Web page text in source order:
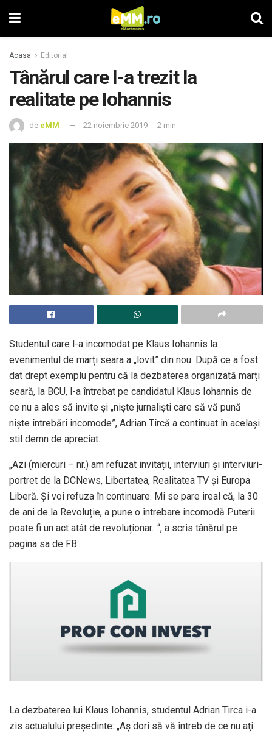
Acasa Editorial
Tânărul care l-a trezit la
realitate pe Iohannis
de eMM 22 noiembrie 2019 2 min
Studentul care l-a incomodat pe Klaus Iohannis la
evenimentul de marți seara a „lovit” din nou. După ce a fost
dat drept exemplu pentru că la dezbaterea organizată marți
seară, la BCU, l-a întrebat pe candidatul Klaus Iohannis de
ce nu a ales să invite şi „nişte jurnalişti care să vă pună
nişte întrebări incomode”, Adrian Tîrcă a continuat în același
stil demn de apreciat.
„Azi (miercuri – nr.) am refuzat invitații, interviuri și interviuri-
portret de la DCNews, Libertatea, Realitatea TV și Europa
Liberă. Și voi refuza în continuare. Mi se pare ireal că, la 30
de ani de la Revoluție, a pune o întrebare incomodă Puterii
poate fi un act atât de revoluționar…“, a scris tânărul pe
pagina sa de FB.
La dezbaterea lui Klaus Iohannis, studentul Adrian Tirca i-a
zis actualului președinte: „Aş dori să vă întreb de ce nu aţi